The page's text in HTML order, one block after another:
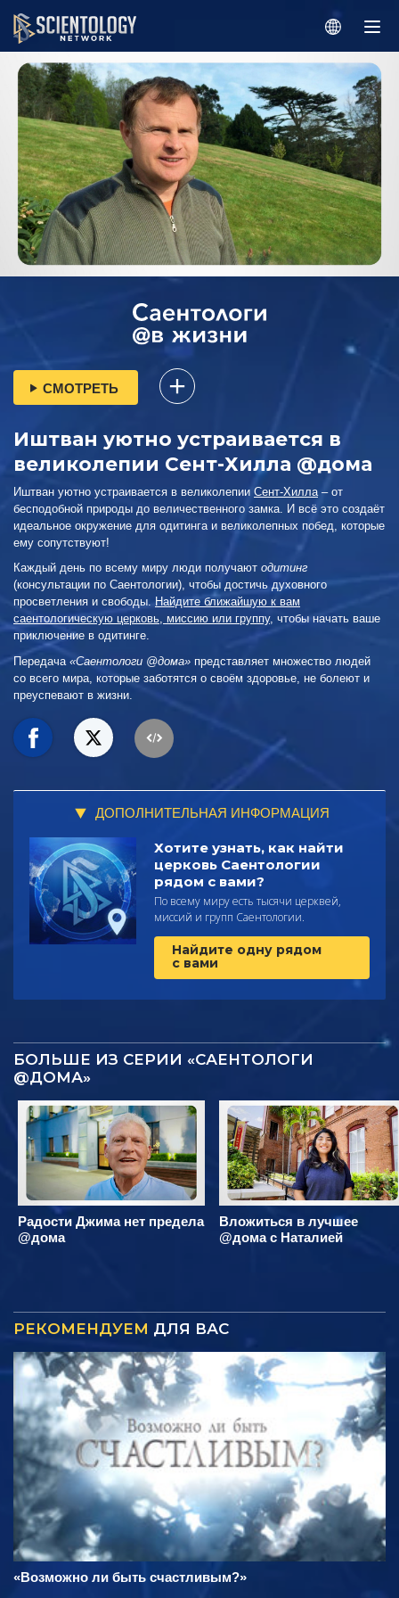
СМОТРЕТЬ
Иштван уютно устраивается в
великолепии Сент-Хилла @дома
Иштван уютно устраивается в великолепии Сент-Хилла – от
бесподобной природы до величественного замка. И всё это создаёт
идеальное окружение для одитинга и великолепных побед, которые
ему сопутствуют!
Каждый день по всему миру люди получают одитинг
(консультации по Саентологии), чтобы достичь духовного
просветления и свободы. Найдите ближайшую к вам
саентологическую церковь, миссию или группу, чтобы начать ваше
приключение в одитинге.
Передача «Саентологи @дома» представляет множество людей
со всего мира, которые заботятся о своём здоровье, не болеют и
преуспевают в жизни.
ДОПОЛНИТЕЛЬНАЯ ИНФОРМАЦИЯ
Хотите узнать, как найти
церковь Саентологии
рядом с вами?
По всему миру есть тысячи церквей,
миссий и групп Саентологии.
Найдите одну рядом
с вами
БОЛЬШЕ ИЗ СЕРИИ «САЕНТОЛОГИ
@ДОМА»
Радости Джима нет предела
@дома
Вложиться в лучшее
@дома с Наталией
РЕКОМЕНДУЕМ ДЛЯ ВАС
«Возможно ли быть счастливым?»